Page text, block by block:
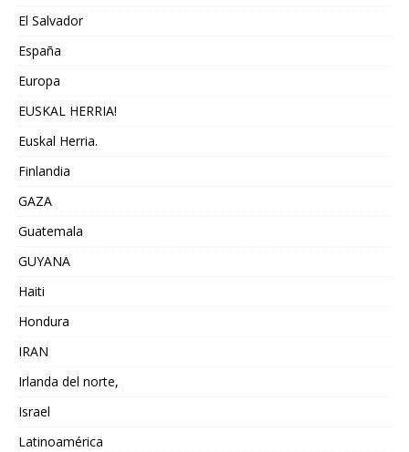
El Salvador
España
Europa
EUSKAL HERRIA!
Euskal Herria.
Finlandia
GAZA
Guatemala
GUYANA
Haiti
Hondura
IRAN
Irlanda del norte,
Israel
Latinoamérica